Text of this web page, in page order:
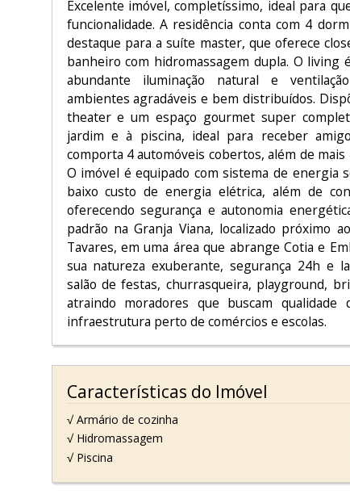
Excelente imóvel, completíssimo, ideal para
funcionalidade. A residência conta com 4
destaque para a suíte master, que oferece
banheiro com hidromassagem dupla. O living
abundante iluminação natural e
ambientes agradáveis e bem distribuídos.
theater e um espaço gourmet super
jardim e à piscina, ideal para receber
comporta 4 automóveis cobertos, além de mais
O imóvel é equipado com sistema de energia
baixo custo de energia elétrica, além de
oferecendo segurança e autonomia
padrão na Granja Viana, localizado próximo
Tavares, em uma área que abrange Cotia e
sua natureza exuberante, segurança 24h e
salão de festas, churrasqueira, playground,
atraindo moradores que buscam qualidade
infraestrutura perto de comércios e escolas.
Características do Imóvel
√ Armário de cozinha
√ Hidromassagem
√ Piscina